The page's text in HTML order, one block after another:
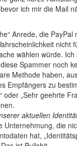
ich mir die Mail
Anrede, die
nicht
wählen würde.
Spammer noch
Methode haben,
Empfängers zu
oder „Sehr geehrte
aktuellen
Unternehmung, die
hat,